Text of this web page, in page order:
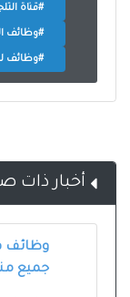
#قناة
#وظائف
#وظائف
أخبار ذات
وظائف
جميع